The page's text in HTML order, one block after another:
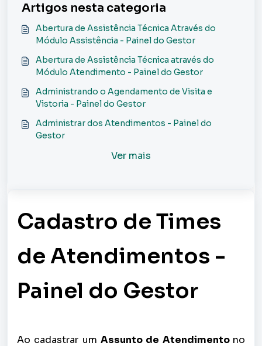
Artigos nesta categoria
Abertura de Assistência Técnica Através do
Módulo Assistência - Painel do Gestor
Abertura de Assistência Técnica através do
Módulo Atendimento - Painel do Gestor
Administrando o Agendamento de Visita e
Vistoria - Painel do Gestor
Administrar dos Atendimentos - Painel do
Gestor
Ver mais
Cadastro de Times
de Atendimentos -
Painel do Gestor
Ao cadastrar um Assunto de Atendimento no